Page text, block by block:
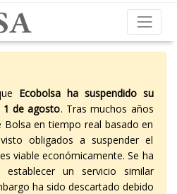
Ecobolsa ha suspendido su
1 de agosto. Tras muchos años
en tiempo real basado en
obligados a suspender el
viable económicamente. Se ha
establecer un servicio similar
ha sido descartado debido